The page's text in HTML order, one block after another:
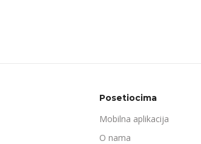
Posetiocima
Mobilna aplikacija
O nama